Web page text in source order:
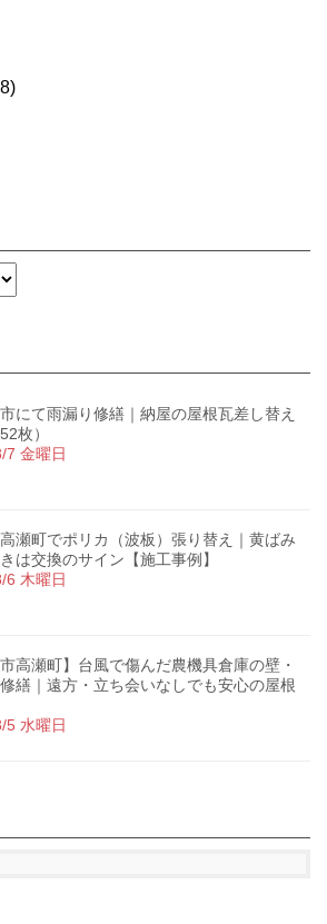
にて雨漏り修繕｜納屋の屋根瓦差し替え
枚）
7 金曜日
瀬町でポリカ（波板）張り替え｜黄ばみ
は交換のサイン【施工事例】
6 木曜日
市高瀬町】台風で傷んだ農機具倉庫の壁・
繕｜遠方・立ち会いなしでも安心の屋根
5 水曜日